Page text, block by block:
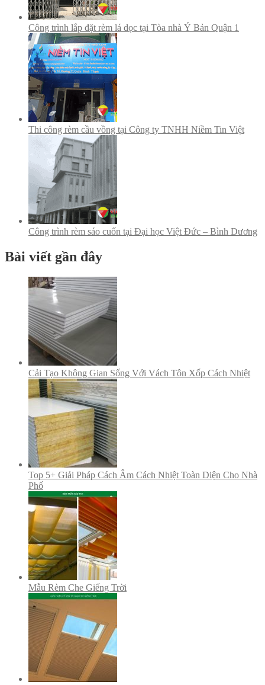
Công trình lắp đặt rèm lá dọc tại Tòa nhà Ý Bản Quận 1
Thi công rèm cầu vồng tại Công ty TNHH Niềm Tin Việt
Công trình rèm sáo cuốn tại Đại học Việt Đức – Bình Dương
Bài viết gần đây
Cải Tạo Không Gian Sống Với Vách Tôn Xốp Cách Nhiệt
Top 5+ Giải Pháp Cách Âm Cách Nhiệt Toàn Diện Cho Nhà
Phố
Mẫu Rèm Che Giếng Trời